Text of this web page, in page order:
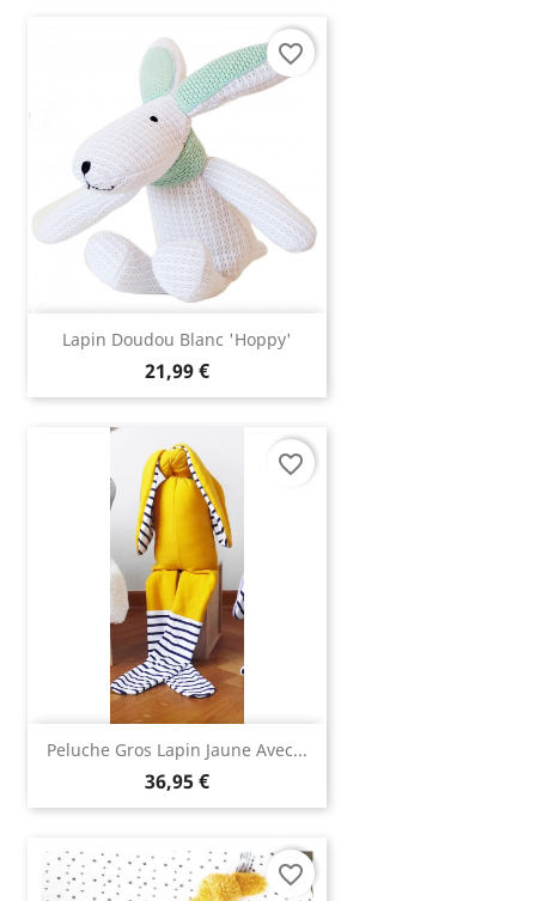
Lapin Doudou Blanc 'Hoppy'
21,99 €
favorite_border
Peluche Gros Lapin Jaune Avec...
36,95 €
favorite_border
favorite_border